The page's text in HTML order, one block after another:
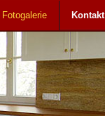
Fotogalerie Kontakt